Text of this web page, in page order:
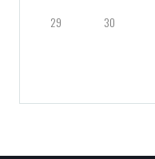
29 30